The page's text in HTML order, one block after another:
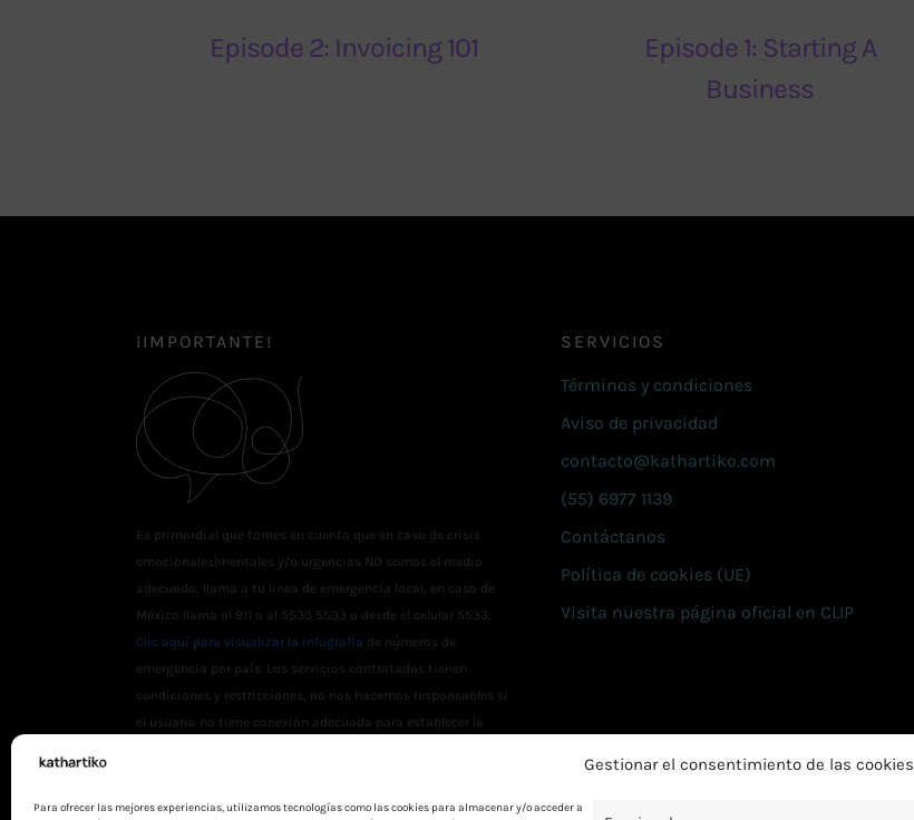
Gestionar el consentimiento de las cookies
Para ofrecer las mejores experiencias, utilizamos tecnologías como las cookies para almacenar y/o acceder a
Episode 2: Invoicing 101
Episode 1: Starting A
Business
¡IMPORTANTE!
Es primordial que tomes en cuenta que en caso de crisis
emocionales|mentales y/o urgencias NO somos el medio
adecuado, llama a tu línea de emergencia local, en caso de
México llama al 911 o al 5533 5533 o desde el celular 5533.
Clic aquí para visualizar la infografía de números de
emergencia por país. Los servicios contratados tienen
condiciones y restricciones, no nos hacemos responsables si
el usuario no tiene conexión adecuada para establecer la
SERVICIOS
Términos y condiciones
Aviso de privacidad
contacto@kathartiko.com
(55) 6977 1139
Contáctanos
Política de cookies (UE)
Visita nuestra página oficial en CLIP